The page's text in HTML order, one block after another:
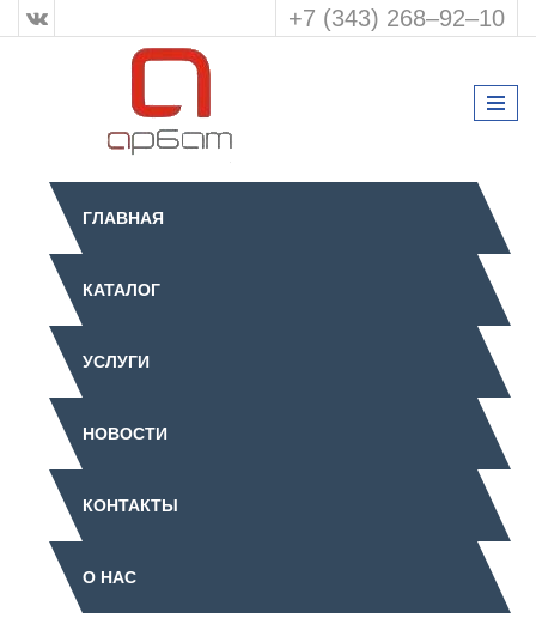
+7 (343) 268‒92‒10
ГЛАВНАЯ
КАТАЛОГ
УСЛУГИ
НОВОСТИ
КОНТАКТЫ
О НАС